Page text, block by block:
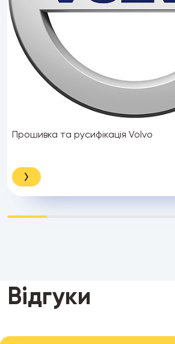
Прошивка та русифікація Volvo
Відгуки